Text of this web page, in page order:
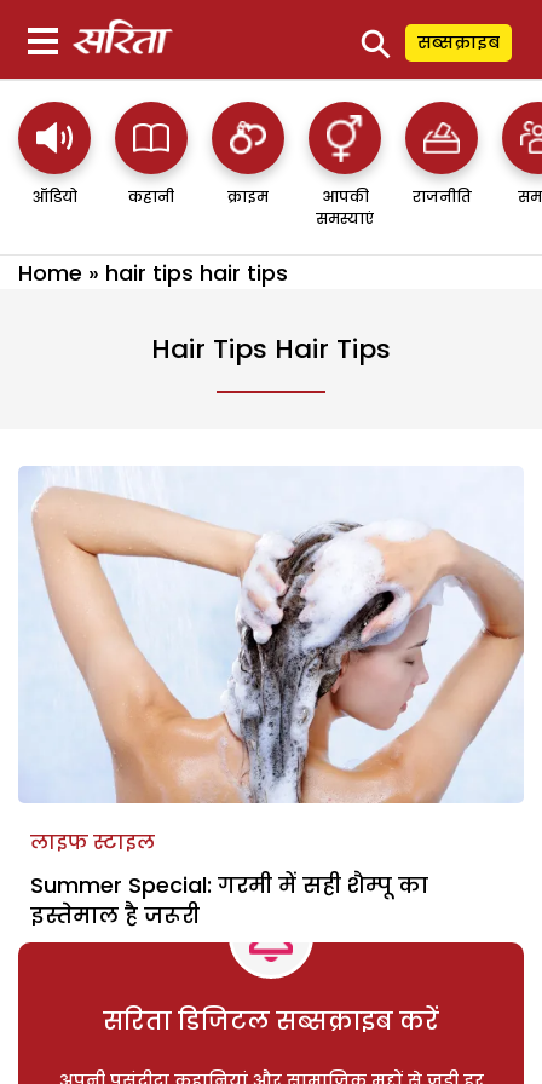
⚲ सब्सक्राइब
ऑडियो कहानी क्राइम
आपकी
समस्याएं
राजनीति
Home » hair tips hair tips
Hair Tips Hair Tips
लाइफ स्टाइल
Summer Special: गरमी में सही शैम्पू का
इस्तेमाल है जरूरी
सरिता डिजिटल सब्सक्राइब करें